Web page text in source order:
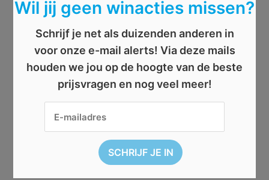
Wil jij geen winacties missen?
Schrijf je net als duizenden anderen in
voor onze e-mail alerts! Via deze mails
houden we jou op de hoogte van de beste
prijsvragen en nog veel meer!